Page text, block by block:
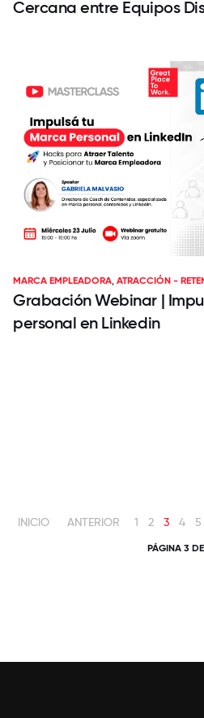
Cercana entre Equipos
MARCA EMPLEADORA,ATRACCIÓN -
Grabación Webinar |
personal en Linkedin
INICIO ANTERIOR 1 2 3 4 5
PÁGINA 3